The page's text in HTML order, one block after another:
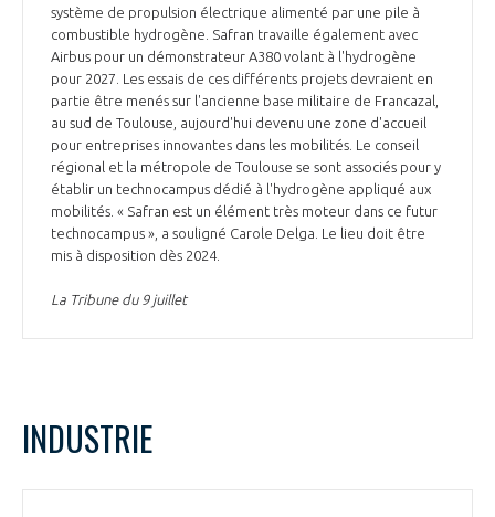
COMMISSIONS ET COMITÉS
POURQUOI DEVENIR MEMBRE ?
LE MÉDIATEUR DE LA FILIÈRE AÉRONAUTIQUE ET SPATIALE
MÉDIATION ET CHARTE D’ENGAGEMENT SUR LES RELATIONS ENTRE
CLIENTS ET FOURNISSEURS
LA MÉDIATION AU-DELÀ DE LA FILIÈRE AÉRONAUTIQUE ET SPATIALE
PRENDRE CONTACT AVEC LE MÉDIATEUR DE LA FILIÈRE
L'OBSERVATOIRE
CHIFFRES CLÉS
LES ENJEUX
EMPLOI & FORMATION
LES PUBLICATIONS
système de propulsion électrique alimenté par une pile à
combustible hydrogène. Safran travaille également avec
Airbus pour un démonstrateur A380 volant à l'hydrogène
pour 2027. Les essais de ces différents projets devraient en
partie être menés sur l'ancienne base militaire de Francazal,
au sud de Toulouse, aujourd'hui devenu une zone d'accueil
pour entreprises innovantes dans les mobilités. Le conseil
régional et la métropole de Toulouse se sont associés pour y
établir un technocampus dédié à l'hydrogène appliqué aux
mobilités. « Safran est un élément très moteur dans ce futur
technocampus », a souligné Carole Delga. Le lieu doit être
mis à disposition dès 2024.
La Tribune du 9 juillet
INDUSTRIE
programmes ...
DEMANDE D’ADHÉSION